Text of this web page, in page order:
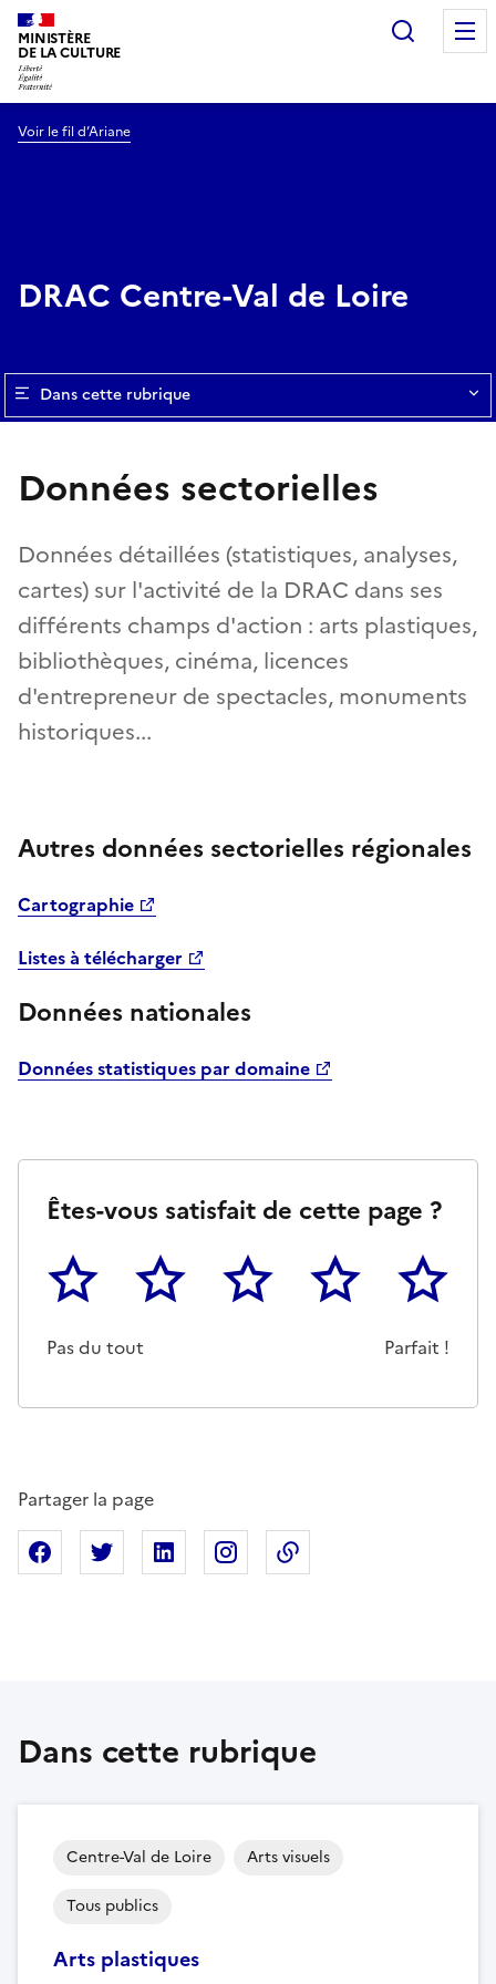
MINISTÈRE
DE LA CULTURE
Voir le fil d’Ariane
DRAC Centre-Val de Loire
Dans cette rubrique
Données sectorielles
Données détaillées (statistiques, analyses,
cartes) sur l'activité de la DRAC dans ses
différents champs d'action : arts plastiques,
bibliothèques, cinéma, licences
d'entrepreneur de spectacles, monuments
historiques...
Autres données sectorielles régionales
Cartographie
Listes à télécharger
Données nationales
Données statistiques par domaine
Êtes-vous satisfait de cette page ?
1
Pas du tout
2 3 4 5
Parfait !
Partager la page
Partager sur Facebook
Partager sur XPartager sur Linkedin
Partager sur Instagram
Dans cette rubrique
Arts plastiques
Centre-Val de Loire Arts visuels
Tous publics